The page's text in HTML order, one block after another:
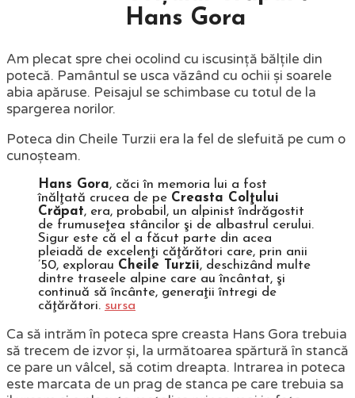
Hans Gora
Am plecat spre chei ocolind cu iscusință bălțile din
potecă. Pamântul se usca văzând cu ochii și soarele
abia apăruse. Peisajul se schimbase cu totul de la
spargerea norilor.
Poteca din Cheile Turzii era la fel de slefuită pe cum o
cunoșteam.
Hans Gora, căci în memoria lui a fost
înălţată crucea de pe Creasta Colţului
Crăpat, era, probabil, un alpinist îndrăgostit
de frumuseţea stâncilor şi de albastrul cerului.
Sigur este că el a făcut parte din acea
pleiadă de excelenţi căţărători care, prin anii
’50, explorau Cheile Turzii, deschizând multe
dintre traseele alpine care au încântat, şi
continuă să încânte, generaţii întregi de
căţărători. sursa
Ca să intrăm în poteca spre creasta Hans Gora trebuia
să trecem de izvor și, la următoarea spărtură în stancă
ce pare un vâlcel, să cotim dreapta. Intrarea in poteca
este marcata de un prag de stanca pe care trebuia sa